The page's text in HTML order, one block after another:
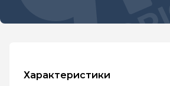
Характеристики